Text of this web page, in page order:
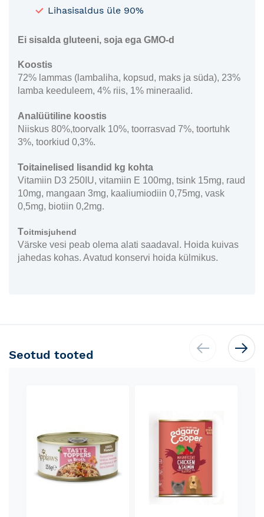
Lihasisaldus üle 90%
Ei sisalda gluteeni, soja ega GMO-d
Koostis
72% lammas (lambaliha, kopsud, maks ja süda), 23%
lamba keeduleem, 4% riis, 1% mineraalid.
Analüütiline koostis
Niiskus 80%,toorvalk 10%, toorrasvad 7%, toortuhk
3%, toorkiud 0,3%.
Toitainelised lisandid kg kohta
Vitamiin D3 250IU, vitamiin E 100mg, tsink 15mg, raud
10mg, mangaan 3mg, kaaliumiodiin 0,75mg, vask
0,5mg, biotiin 0,2mg.
Toitmisjuhend
Värske vesi peab olema alati saadaval. Hoida kuivas
jahedas kohas. Avatud konservi hoida külmikus.
Seotud tooted